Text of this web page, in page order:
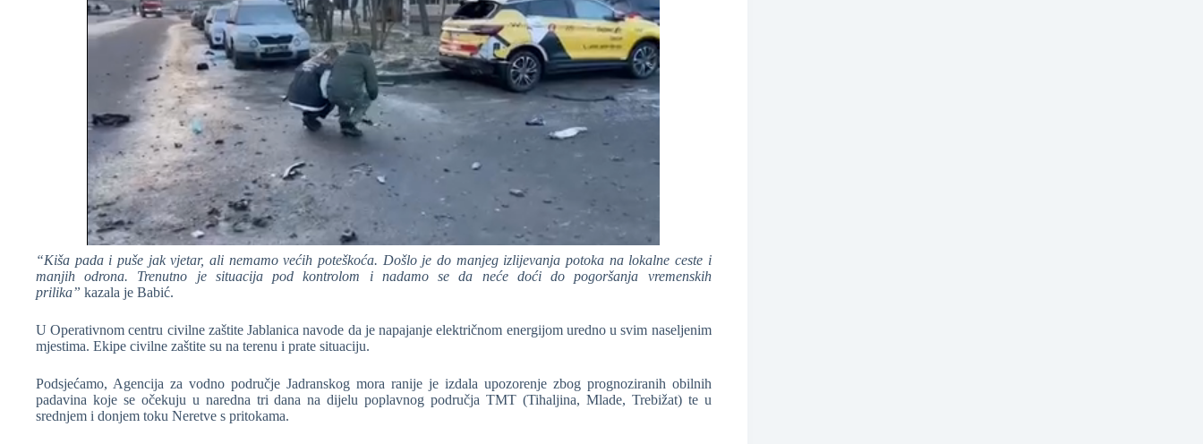
“Kiša pada i puše jak vjetar, ali nemamo većih poteškoća. Došlo je do manjeg izlijevanja potoka na lokalne ceste i
manjih odrona. Trenutno je situacija pod kontrolom i nadamo se da neće doći do pogoršanja vremenskih
prilika” kazala je Babić.
U Operativnom centru civilne zaštite Jablanica navode da je napajanje električnom energijom uredno u svim naseljenim
mjestima. Ekipe civilne zaštite su na terenu i prate situaciju.
Podsjećamo, Agencija za vodno područje Jadranskog mora ranije je izdala upozorenje zbog prognoziranih obilnih
padavina koje se očekuju u naredna tri dana na dijelu poplavnog područja TMT (Tihaljina, Mlade, Trebižat) te u
srednjem i donjem toku Neretve s pritokama.